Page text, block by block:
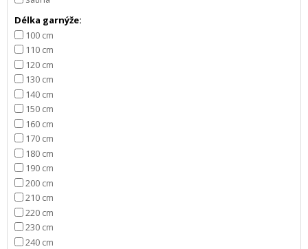
Délka garnýže:
100 cm
110 cm
120 cm
130 cm
140 cm
150 cm
160 cm
170 cm
180 cm
190 cm
200 cm
210 cm
220 cm
230 cm
240 cm